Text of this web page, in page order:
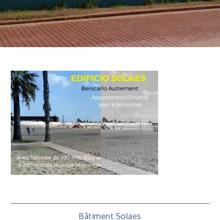
Bâtiment Solaes